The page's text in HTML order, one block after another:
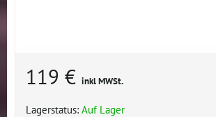
119 € inkl MWSt.
Lagerstatus: Auf Lager